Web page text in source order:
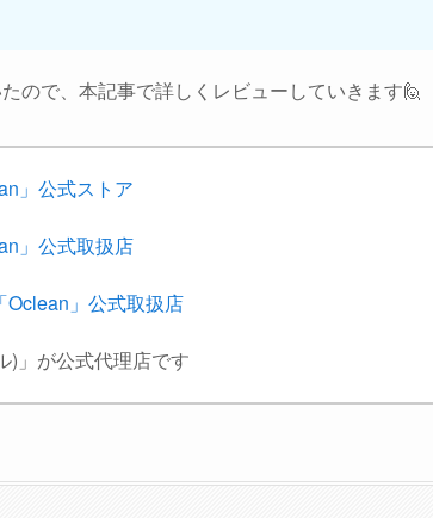
ので、本記事で詳しくレビューしていきます🙋
」公式ストア
」公式取扱店
」公式取扱店
)」が公式代理店です